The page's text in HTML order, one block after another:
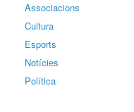
Associacions
Cultura
Esports
Notícies
Política